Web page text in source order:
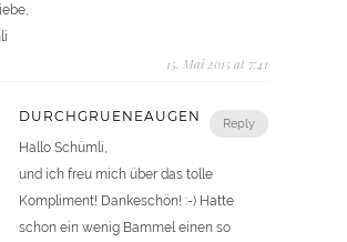
15. Mai 2015 at 7:41
Reply
DURCHGRUENEAUGEN
Hallo Schümli,
und ich freu mich über das tolle
Kompliment! Dankeschön! :-) Hatte
schon ein wenig Bammel einen so